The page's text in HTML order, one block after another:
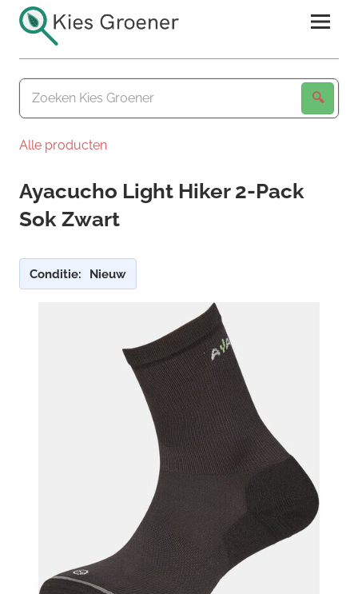
naar
inhoudKies
Groener
Alle producten
Ayacucho Light Hiker 2-Pack
Sok Zwart
Conditie: Nieuw